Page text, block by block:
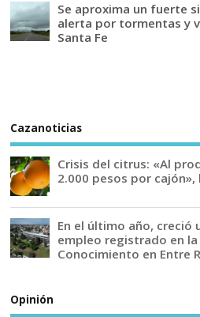
Se aproxima un fuerte
alerta por tormentas y
Santa Fe
Cazanoticias
Crisis del citrus: «Al
2.000 pesos por
En el último año, creció
empleo registrado en la
Conocimiento en Entre
Opinión